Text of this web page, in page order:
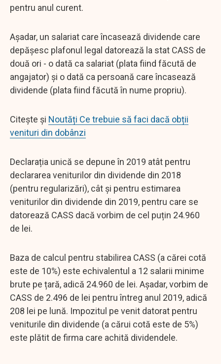
pentru anul curent.
Așadar, un salariat care încasează dividende care
depășesc plafonul legal datorează la stat CASS de
două ori - o dată ca salariat (plata fiind făcută de
angajator) și o dată ca persoană care încasează
dividende (plata fiind făcută în nume propriu).
Citește și Noutăți Ce trebuie să faci dacă obții
venituri din dobânzi
Declarația unică se depune în 2019 atât pentru
declararea veniturilor din dividende din 2018
(pentru regularizări), cât și pentru estimarea
veniturilor din dividende din 2019, pentru care se
datorează CASS dacă vorbim de cel puțin 24.960
de lei.
Baza de calcul pentru stabilirea CASS (a cărei cotă
este de 10%) este echivalentul a 12 salarii minime
brute pe țară, adică 24.960 de lei. Așadar, vorbim de
CASS de 2.496 de lei pentru întreg anul 2019, adică
208 lei pe lună. Impozitul pe venit datorat pentru
veniturile din dividende (a cărui cotă este de 5%)
este plătit de firma care achită dividendele.